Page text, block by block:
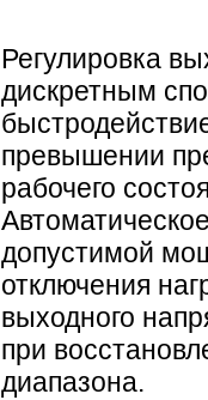
Регулировка
дискретным
превышении
рабочего
допустимой
отключения
выходного
при
диапазона.